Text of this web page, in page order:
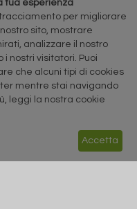
tua esperienza
per migliorare
sito, mostrare
analizzare il nostro
nostri visitatori. Puoi
che alcuni tipi di cookies
mentre stai navigando
leggi la nostra cookie
Accetta